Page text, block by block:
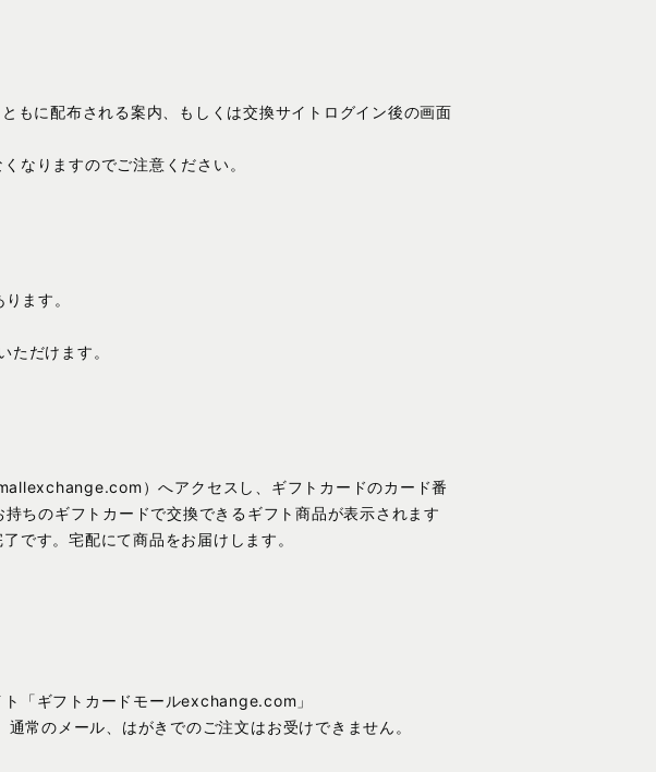
もに配布される案内、もしくは交換サイトログイン後の画面
なりますのでご注意ください。
ます。
ただけます。
）へアクセスし、ギフトカードのカード番
ちのギフトカードで交換できるギフト商品が表示されます
です。宅配にて商品をお届けします。
「ギフトカードモールexchange.com」
のメール、はがきでのご注文はお受けできません。